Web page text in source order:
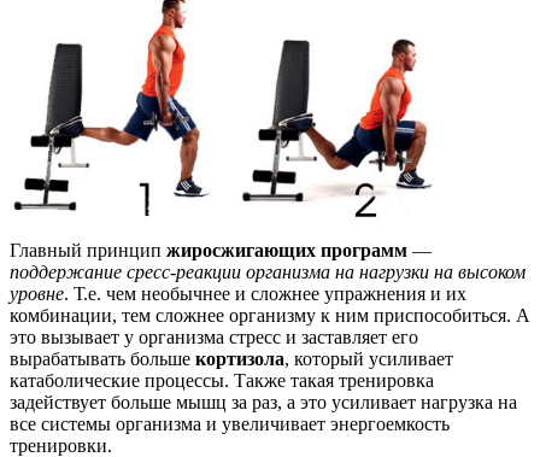
Главный принцип жиросжигающих программ —
поддержание сресс-реакции организма на нагрузки на высоком
уровне. Т.е. чем необычнее и сложнее упражнения и их
комбинации, тем сложнее организму к ним приспособиться. А
это вызывает у организма стресс и заставляет его
вырабатывать больше кортизола, который усиливает
катаболические процессы. Также такая тренировка
задействует больше мышц за раз, а это усиливает нагрузка на
все системы организма и увеличивает энергоемкость
тренировки.